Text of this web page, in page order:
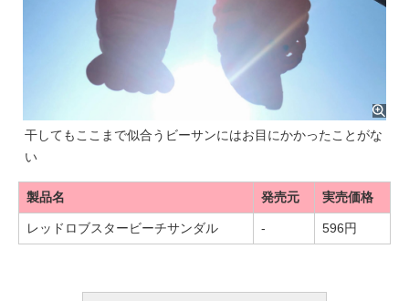
干してもここまで似合うビーサンにはお目にかかったことがな
い
製品名 発売元 実売価格
レッドロブスタービーチサンダル - 596円